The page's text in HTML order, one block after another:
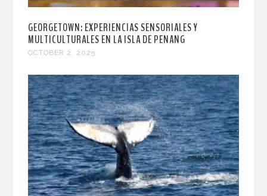
GEORGETOWN: EXPERIENCIAS SENSORIALES Y
MULTICULTURALES EN LA ISLA DE PENANG
OCTOBER 2, 2025